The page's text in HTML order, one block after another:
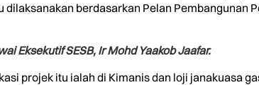
dilaksanakan berdasarkan Pelan Pembangunan
Eksekutif SESB, Ir Mohd Yaakob Jaafar.
projek itu ialah di Kimanis dan loji janakuasa